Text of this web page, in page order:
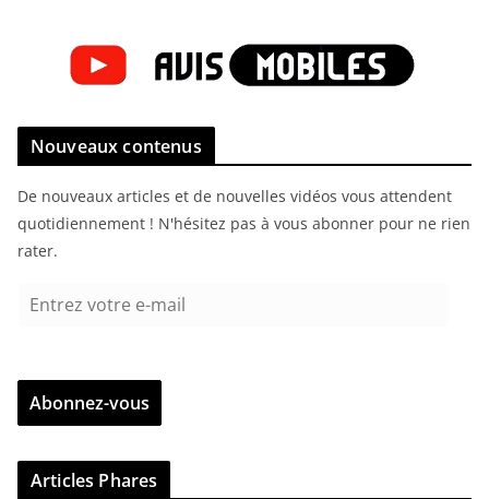
Nouveaux contenus
De nouveaux articles et de nouvelles vidéos vous attendent
quotidiennement ! N'hésitez pas à vous abonner pour ne rien
rater.
r
z
v
Abonnez-vous
Articles Phares